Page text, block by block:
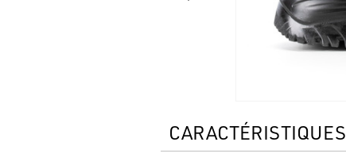
CARACTÉRISTIQUES